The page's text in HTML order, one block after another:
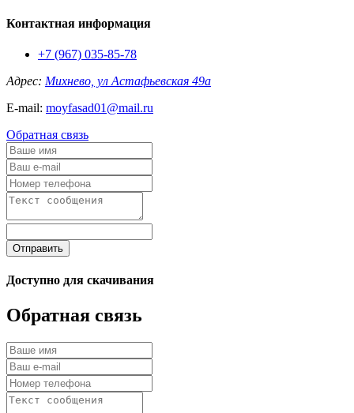
Контактная информация
+7 (967) 035-85-78
Адрес: Михнево, ул Астафьевская 49а
E-mail: moyfasad01@mail.ru
Обратная связь
Отправить
Доступно для скачивания
Обратная связь